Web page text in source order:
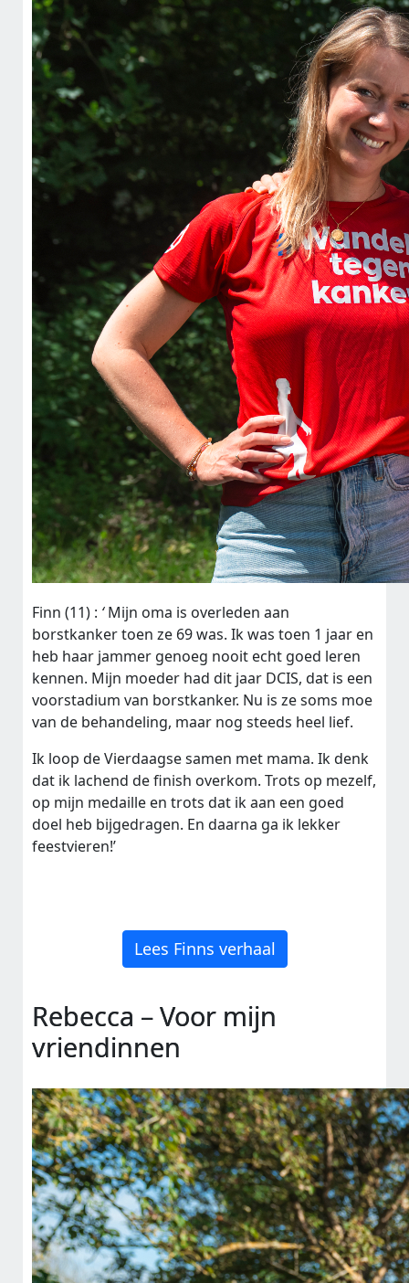
Finn (11) : ‘Mijn oma is overleden aan
borstkanker toen ze 69 was. Ik was toen 1 jaar en
heb haar jammer genoeg nooit echt goed leren
kennen. Mijn moeder had dit jaar DCIS, dat is een
voorstadium van borstkanker. Nu is ze soms moe
van de behandeling, maar nog steeds heel lief.
Ik loop de Vierdaagse samen met mama. Ik denk
dat ik lachend de finish overkom. Trots op mezelf,
op mijn medaille en trots dat ik aan een goed
doel heb bijgedragen. En daarna ga ik lekker
feestvieren!’
Lees Finns verhaal
Rebecca – Voor mijn
vriendinnen